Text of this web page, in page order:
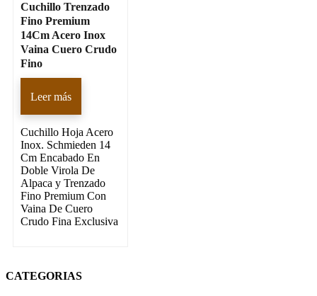
Cuchillo Trenzado
Fino Premium
14Cm Acero Inox
Vaina Cuero Crudo
Fino
Leer más
Cuchillo Hoja Acero
Inox. Schmieden 14
Cm Encabado En
Doble Virola De
Alpaca y Trenzado
Fino Premium Con
Vaina De Cuero
Crudo Fina Exclusiva
CATEGORIAS